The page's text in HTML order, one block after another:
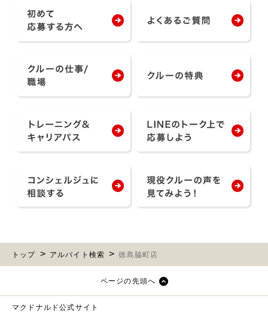
トップ アルバイト検索 徳島脇町店
ページの先頭へ
マクドナルド公式サイト